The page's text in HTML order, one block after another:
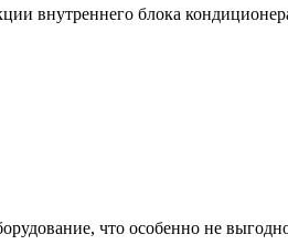
внутреннего блока
что особенно не